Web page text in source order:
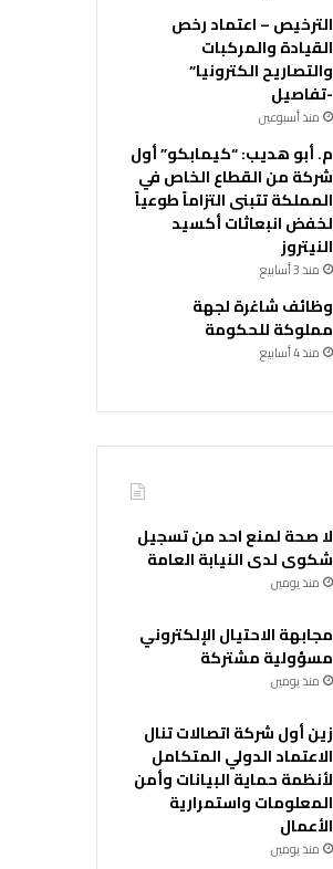
الترخيص – اعتماد رخص
القيادة والمركبات
والتصاريح الكترونيا”
-تفاصيل
منذ أسبوعين
م. أبو هديب: “كيمابكو” أول
شركة من القطاع الخاص في
المملكة تتبنى التزاماً طوعياً
لخفض انبعاثات أكسيد
النيتروز
منذ 3 أسابيع
وظائف شاغرة لجهة
مملوكة للحكومة
منذ 4 أسابيع
لا صحة لمنع احد من تسجيل
شكوى لدى النيابة العامة
منذ يومين
مجابهة الاحتيال الإلكتروني
مسؤولية مشتركة
منذ يومين
زين أول شركة اتصالات تنال
الاعتماد الدولي المتكامل
لأنظمة حماية البيانات وأمن
المعلومات واستمرارية
الأعمال
منذ يومين